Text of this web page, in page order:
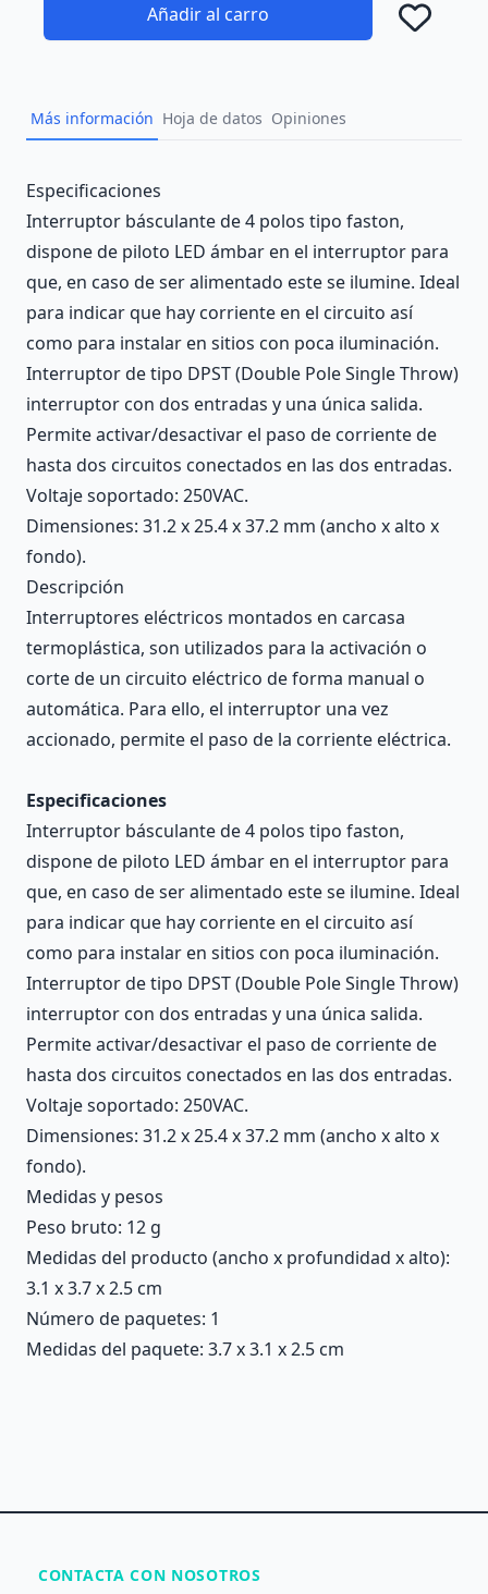
Añadir al carro
Más información Hoja de datos Opiniones
Description
Especificaciones
Interruptor básculante de 4 polos tipo faston,
dispone de piloto LED ámbar en el interruptor para
que, en caso de ser alimentado este se ilumine. Ideal
para indicar que hay corriente en el circuito así
como para instalar en sitios con poca iluminación.
Interruptor de tipo DPST (Double Pole Single Throw)
interruptor con dos entradas y una única salida.
Permite activar/desactivar el paso de corriente de
hasta dos circuitos conectados en las dos entradas.
Voltaje soportado: 250VAC.
Dimensiones: 31.2 x 25.4 x 37.2 mm (ancho x alto x
fondo).
Descripción
Interruptores eléctricos montados en carcasa
termoplástica, son utilizados para la activación o
corte de un circuito eléctrico de forma manual o
automática. Para ello, el interruptor una vez
accionado, permite el paso de la corriente eléctrica.
Especificaciones
Interruptor básculante de 4 polos tipo faston,
dispone de piloto LED ámbar en el interruptor para
que, en caso de ser alimentado este se ilumine. Ideal
para indicar que hay corriente en el circuito así
como para instalar en sitios con poca iluminación.
Interruptor de tipo DPST (Double Pole Single Throw)
interruptor con dos entradas y una única salida.
Permite activar/desactivar el paso de corriente de
hasta dos circuitos conectados en las dos entradas.
Voltaje soportado: 250VAC.
Dimensiones: 31.2 x 25.4 x 37.2 mm (ancho x alto x
fondo).
Medidas y pesos
Peso bruto: 12 g
Medidas del producto (ancho x profundidad x alto):
3.1 x 3.7 x 2.5 cm
Número de paquetes: 1
Medidas del paquete: 3.7 x 3.1 x 2.5 cm
CONTACTA CON NOSOTROS